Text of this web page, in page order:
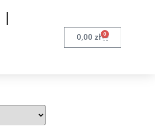
0,00zł 0